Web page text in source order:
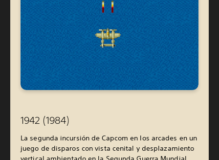
1942 (1984)
La segunda incursión de Capcom en los arcades en un
juego de disparos con vista cenital y desplazamiento